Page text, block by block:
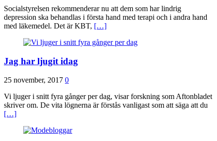
Socialstyrelsen rekommenderar nu att dem som har lindrig
depression ska behandlas i första hand med terapi och i andra hand
med läkemedel. Det är KBT, […]
Jag har ljugit idag
25 november, 2017 0
Vi ljuger i snitt fyra gånger per dag, visar forskning som Aftonbladet
skriver om. De vita lögnerna är förstås vanligast som att säga att du
[…]